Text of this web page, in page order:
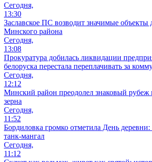
Сегодня,
13:30
Заславское ПС возводит значимые объекты
Минского района
Сегодня,
13:08
Прокуратура добилась ликвидации
белоруска перестала переплачивать за
Сегодня,
12:12
Минский район преодолел знаковый рубеж
зерна
Сегодня,
11:52
Бордиловка громко отметила День
танк-мангал
Сегодня,
11:12